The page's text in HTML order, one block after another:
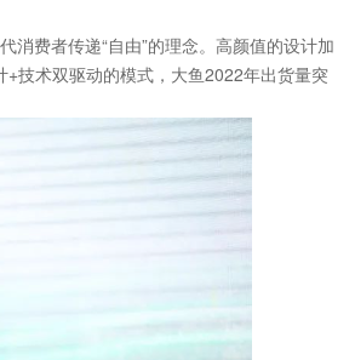
消费者传递“自由”的理念。高颜值的设计加
+技术双驱动的模式，大鱼2022年出货量突